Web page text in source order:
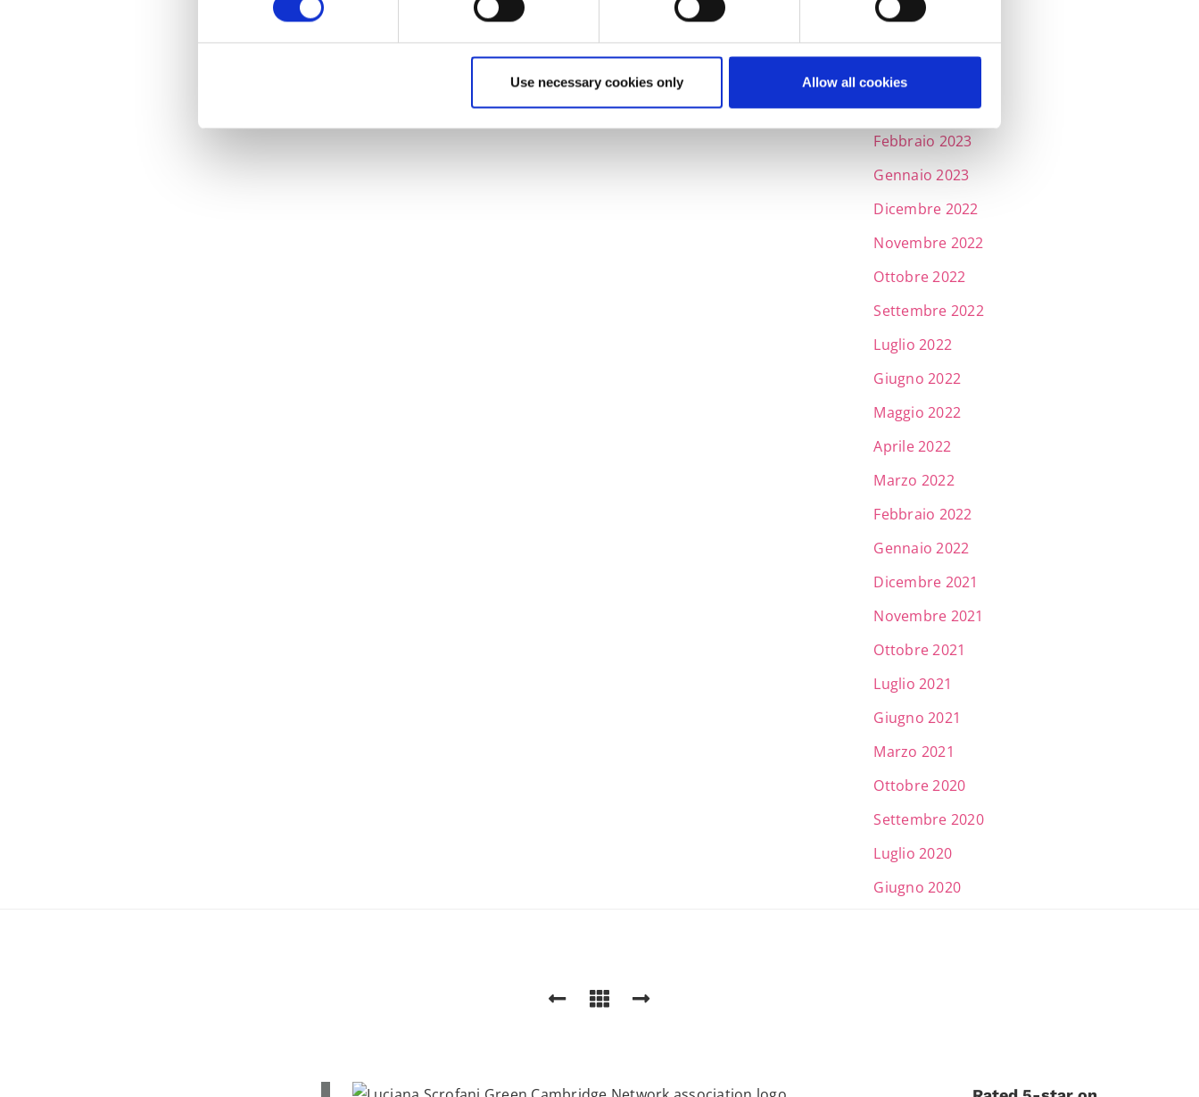
Use necessary cookies only Allow all cookies
Settembre 2023
Maggio 2023
Aprile 2023
Marzo 2023
Febbraio 2023
Gennaio 2023
Dicembre 2022
Novembre 2022
Ottobre 2022
Settembre 2022
Luglio 2022
Giugno 2022
Maggio 2022
Aprile 2022
Marzo 2022
Febbraio 2022
Gennaio 2022
Dicembre 2021
Novembre 2021
Ottobre 2021
Luglio 2021
Giugno 2021
Marzo 2021
Ottobre 2020
Settembre 2020
Luglio 2020
Giugno 2020